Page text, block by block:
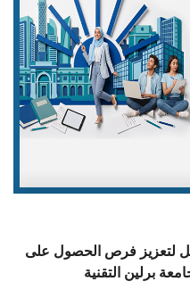
تواصل معنا
الطلاب
هيئة التدريس
لتعزيز فرص الحصول على
برلين التقنية